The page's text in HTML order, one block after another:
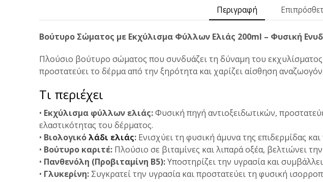
Περιγραφή
Βούτυρο Σώματος με Εκχύλισμα Φύλλων Ελιάς 200ml – Φυσική
Πλούσιο βούτυρο σώματος που συνδυάζει τη δύναμη του
προστατεύει το δέρμα από την ξηρότητα και χαρίζει αίσθηση
Τι περιέχει
• Εκχύλισμα φύλλων ελιάς:Φυσική πηγή αντιοξειδωτικών,
ελαστικότητας του δέρματος.
• Βιολογικόλάδι ελιάς: Ενισχύει τη φυσική άμυνα της επιδερμίδας
• Βούτυρο καριτέ: Πλούσιο σε βιταμίνες και λιπαρά οξέα, βελτιώνει
• Πανθενόλη (Προβιταμίνη Β5):Υποστηρίζει την υγρασία και
• Γλυκερίνη: Συγκρατεί την υγρασία και προστατεύει τη φυσική